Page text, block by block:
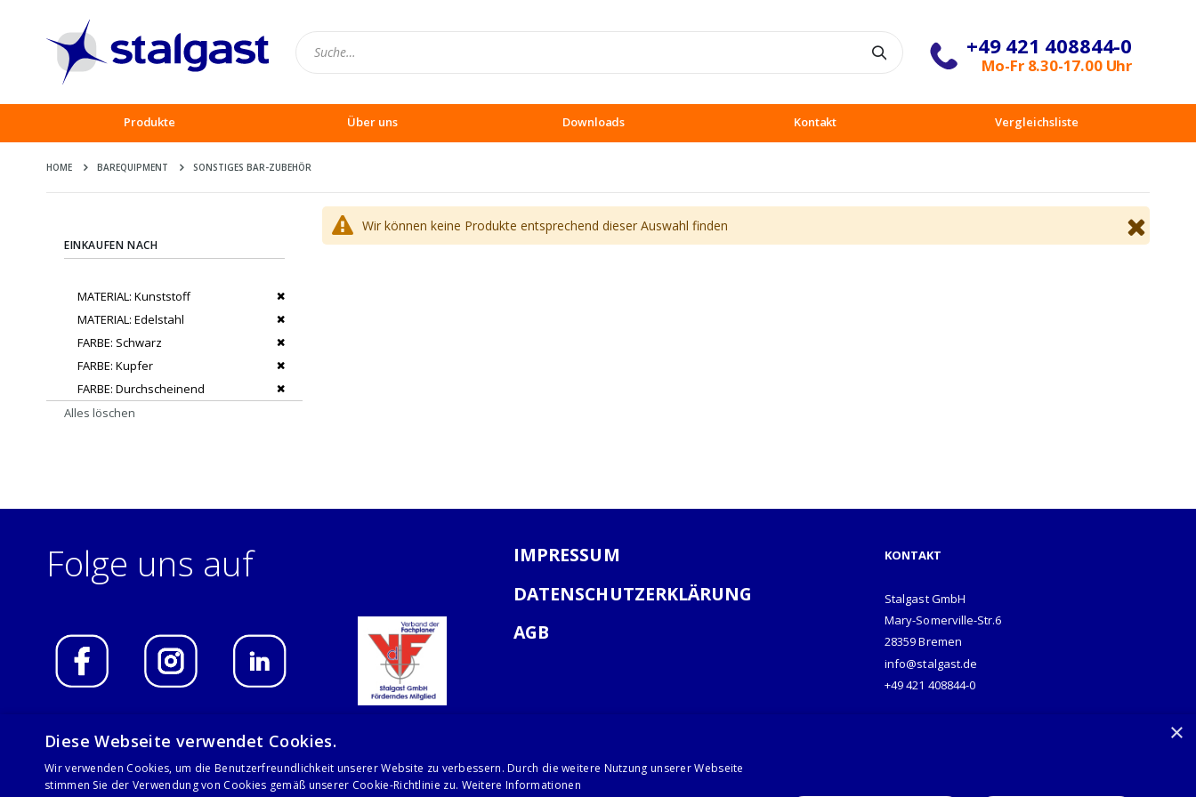
+49 421 408844-0
Mo-Fr 8.30-17.00 Uhr
Produkte Über uns Downloads Kontakt Vergleichsliste
HOME BAREQUIPMENT SONSTIGES BAR-ZUBEHÖR
Wir können keine Produkte entsprechend dieser Auswahl finden
EINKAUFEN NACH
MATERIAL Kunststoff
Dies entfernen
MATERIAL Edelstahl
Dies entfernen
FARBE Schwarz
Dies entfernen
FARBE Kupfer
Dies entfernen
FARBE Durchscheinend
Dies entfernen
Alles löschen
Folge uns auf
IMPRESSUM
DATENSCHUTZERKLÄRUNG
AGB
KONTAKT
Stalgast GmbH
Mary-Somerville-Str.6
28359 Bremen
info@stalgast.de
+49 421 408844-0
© 2021 Stalgast GmbH
×
Diese Webseite verwendet Cookies.
Wir verwenden Cookies, um die Benutzerfreundlichkeit unserer Website zu verbessern. Durch die weitere Nutzung unserer Webseite
stimmen Sie der Verwendung von Cookies gemäß unserer Cookie-Richtlinie zu. Weitere Informationen